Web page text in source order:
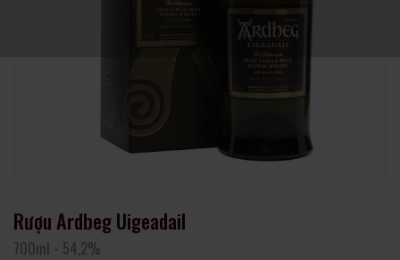
Rượu Ardbeg Uigeadail
700ml - 54,2%